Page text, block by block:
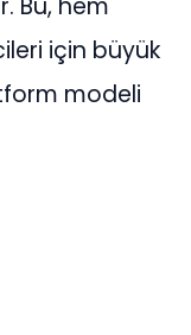
Bu, hem
için büyük
modeli